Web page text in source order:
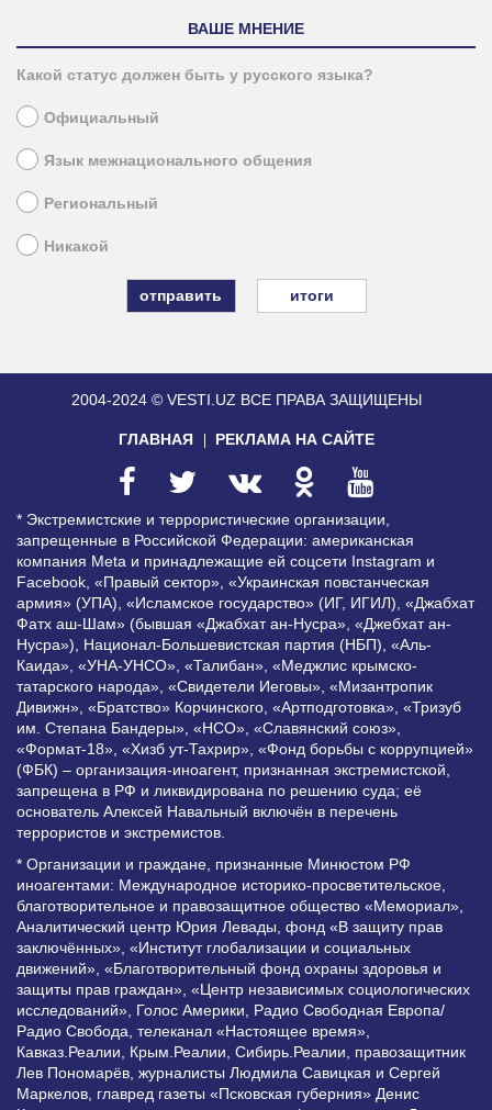
ВАШЕ МНЕНИЕ
Какой статус должен быть у русского языка?
Официальный
Язык межнационального общения
Региональный
Никакой
итоги
2004-2024 © VESTI.UZ ВСЕ ПРАВА ЗАЩИЩЕНЫ
ГЛАВНАЯ РЕКЛАМА НА САЙТЕ
* Экстремистские и террористические организации,
запрещенные в Российской Федерации: американская
компания Meta и принадлежащие ей соцсети Instagram и
Facebook, «Правый сектор», «Украинская повстанческая
армия» (УПА), «Исламское государство» (ИГ, ИГИЛ), «Джабхат
Фатх аш-Шам» (бывшая «Джабхат ан-Нусра», «Джебхат ан-
Нусра»), Национал-Большевистская партия (НБП), «Аль-
Каида», «УНА-УНСО», «Талибан», «Меджлис крымско-
татарского народа», «Свидетели Иеговы», «Мизантропик
Дивижн», «Братство» Корчинского, «Артподготовка», «Тризуб
им. Степана Бандеры», «НСО», «Славянский союз»,
«Формат-18», «Хизб ут-Тахрир», «Фонд борьбы с коррупцией»
(ФБК) – организация-иноагент, признанная экстремистской,
запрещена в РФ и ликвидирована по решению суда; её
основатель Алексей Навальный включён в перечень
террористов и экстремистов.
* Организации и граждане, признанные Минюстом РФ
иноагентами: Международное историко-просветительское,
благотворительное и правозащитное общество «Мемориал»,
Аналитический центр Юрия Левады, фонд «В защиту прав
заключённых», «Институт глобализации и социальных
движений», «Благотворительный фонд охраны здоровья и
защиты прав граждан», «Центр независимых социологических
исследований», Голос Америки, Радио Свободная Европа/
Радио Свобода, телеканал «Настоящее время»,
Кавказ.Реалии, Крым.Реалии, Сибирь.Реалии, правозащитник
Лев Пономарёв, журналисты Людмила Савицкая и Сергей
Маркелов, главред газеты «Псковская губерния» Денис